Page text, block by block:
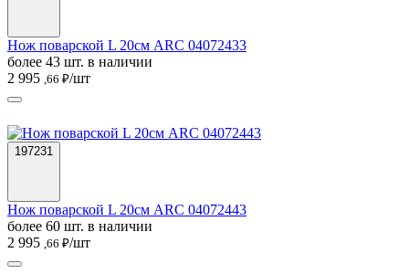
Нож поварской L 20см ARC 04072433
более 43 шт. в наличии
2 995 ,66 ₽/шт
197231
Нож поварской L 20см ARC 04072443
более 60 шт. в наличии
2 995 ,66 ₽/шт